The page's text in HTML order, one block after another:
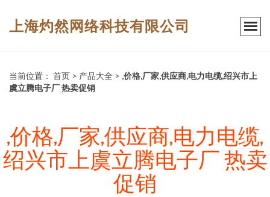
上海灼然网络科技有限公司
当前位置： 首页 > 产品大全 > ,价格,厂家,供应商,电力电缆,绍兴市上
虞立腾电子厂 热卖促销
,价格,厂家,供应商,电力电缆,
绍兴市上虞立腾电子厂 热卖
促销